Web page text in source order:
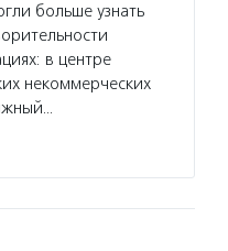
больше узнать
в центре
некоммерческих